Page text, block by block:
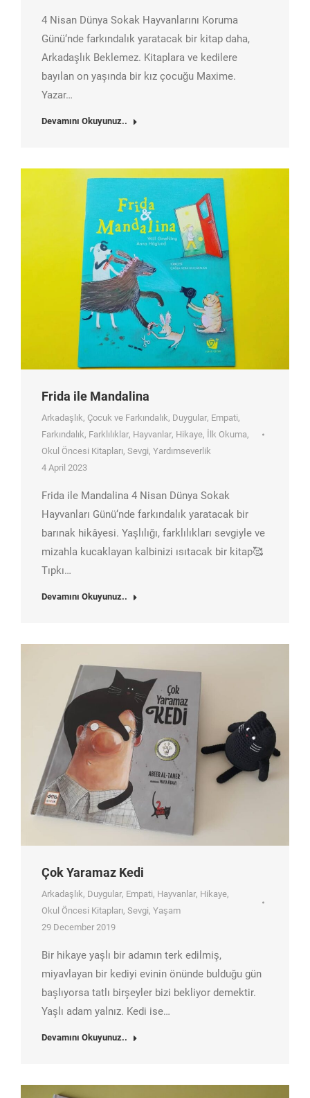
4 Nisan Dünya Sokak Hayvanlarını Koruma
Günü‘nde farkındalık yaratacak bir kitap daha,
Arkadaşlık Beklemez. Kitaplara ve kedilere
bayılan on yaşında bir kız çocuğu Maxime.
Yazar…
Devamını Okuyunuz..
Frida ile Mandalina
Arkadaşlık, Çocuk ve Farkındalık, Duygular, Empati,
Farkındalık, Farklılıklar, Hayvanlar, Hikaye, İlk Okuma,
Okul Öncesi Kitapları, Sevgi, Yardımseverlik
4 April 2023
Frida ile Mandalina 4 Nisan Dünya Sokak
Hayvanları Günü‘nde farkındalık yaratacak bir
barınak hikâyesi. Yaşlılığı, farklılıkları sevgiyle ve
mizahla kucaklayan kalbinizi ısıtacak bir kitap🥰
Tıpkı…
Devamını Okuyunuz..
Çok Yaramaz Kedi
Arkadaşlık, Duygular, Empati, Hayvanlar, Hikaye,
Okul Öncesi Kitapları, Sevgi, Yaşam
29 December 2019
Bir hikaye yaşlı bir adamın terk edilmiş,
miyavlayan bir kediyi evinin önünde bulduğu gün
başlıyorsa tatlı birşeyler bizi bekliyor demektir.
Yaşlı adam yalnız. Kedi ise…
Devamını Okuyunuz..